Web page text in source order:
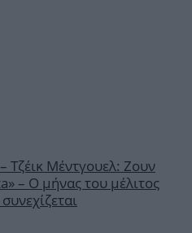
Μέντγουελ: Ζουν
– Ο μήνας του μέλιτος